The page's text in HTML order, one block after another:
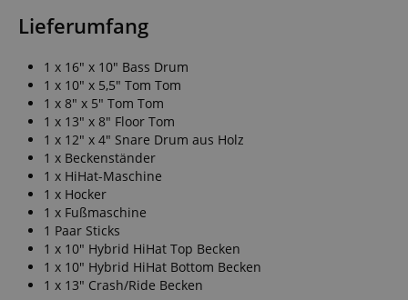
Lieferumfang
1 x 16" x 10" Bass Drum
1 x 10" x 5,5" Tom Tom
1 x 8" x 5" Tom Tom
1 x 13" x 8" Floor Tom
1 x 12" x 4" Snare Drum aus Holz
1 x Beckenständer
1 x HiHat-Maschine
1 x Hocker
1 x Fußmaschine
1 Paar Sticks
1 x 10" Hybrid HiHat Top Becken
1 x 10" Hybrid HiHat Bottom Becken
1 x 13" Crash/Ride Becken